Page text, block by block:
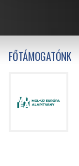
FŐTÁMOGATÓNK